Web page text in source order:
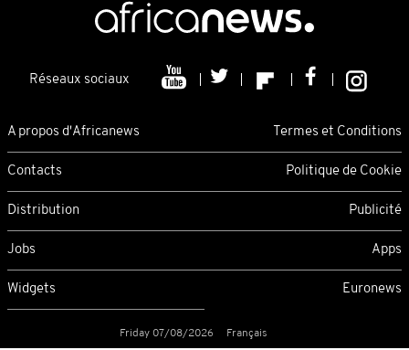
Réseaux sociaux
A propos d'Africanews Termes et Conditions
Contacts Politique de Cookie
Distribution Publicité
Jobs Apps
Widgets Euronews
Friday 07/08/2026